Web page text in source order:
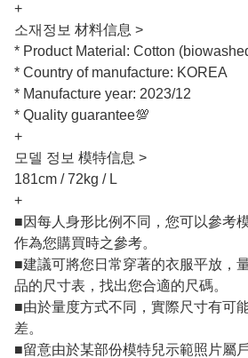
+
소재정보 材料信息 >
* Product Material: Cotton
* Country of manufacture: KOREA
* Manufacture year: 2023/12
* Quality guarantee💯
+
모델 정보 模特信息 >
181cm / 72kg / L
+
■因每人身形比例不同，您可以參考
作為您購買時之參考。
■建議可將您日常穿著的衣服平放，
品的尺寸表，找出您合適的尺碼。
■由於量度方式不同，實際尺寸有可
差。
■留意由於某部份模特兒示範照片屬